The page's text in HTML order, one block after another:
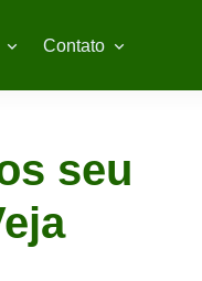
Contato
seu